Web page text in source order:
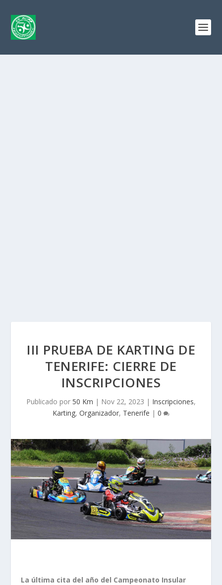
III PRUEBA DE KARTING DE
TENERIFE: CIERRE DE
INSCRIPCIONES
Publicado por 50 Km | Nov 22, 2023 | Inscripciones,
Karting, Organizador, Tenerife | 0
La última cita del año del Campeonato Insular